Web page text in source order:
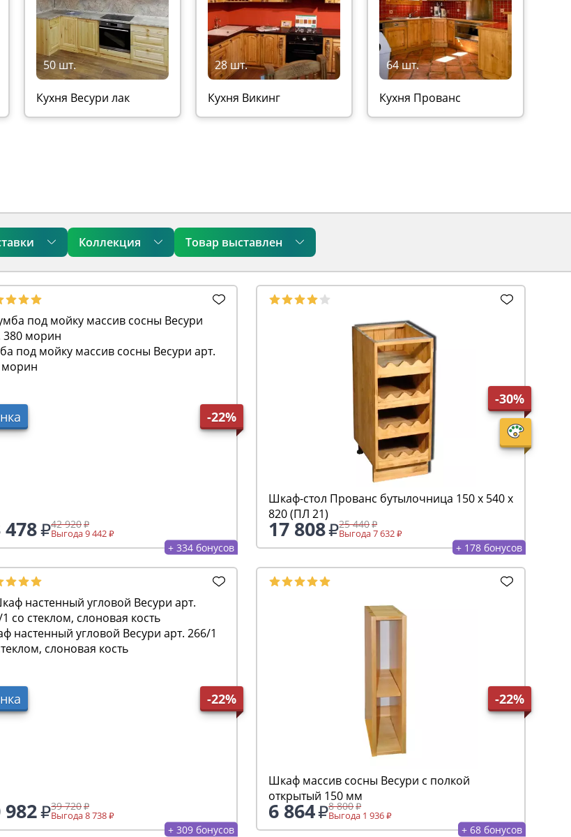
50 шт.
Кухня Весури лак
28 шт.
Кухня Викинг
64 шт.
Кухня Прованс
Коллекция Товар выставлен
-22%
под мойку массив сосны Весури арт.
морин
478 42 920
Выгода 9 442
+ 334 бонусов
-30%
Шкаф-стол Прованс бутылочница 150 х 540 х
820 (ПЛ 21)
17 808 25 440
Выгода 7 632
+ 178 бонусов
-22%
настенный угловой Весури арт. 266/1
слоновая кость
982 39 720
Выгода 8 738
+ 309 бонусов
-22%
Шкаф массив сосны Весури с полкой
открытый 150 мм
6 864 8 800
Выгода 1 936
+ 68 бонусов